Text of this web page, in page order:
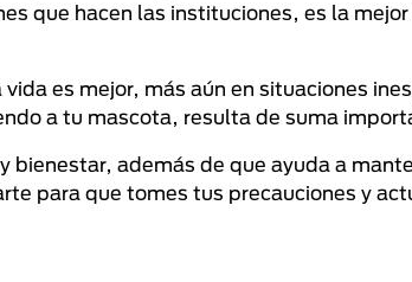
que hacen las instituciones, es la
es mejor, más aún en situaciones
a tu mascota, resulta de suma
bienestar, además de que ayuda a
para que tomes tus precauciones y